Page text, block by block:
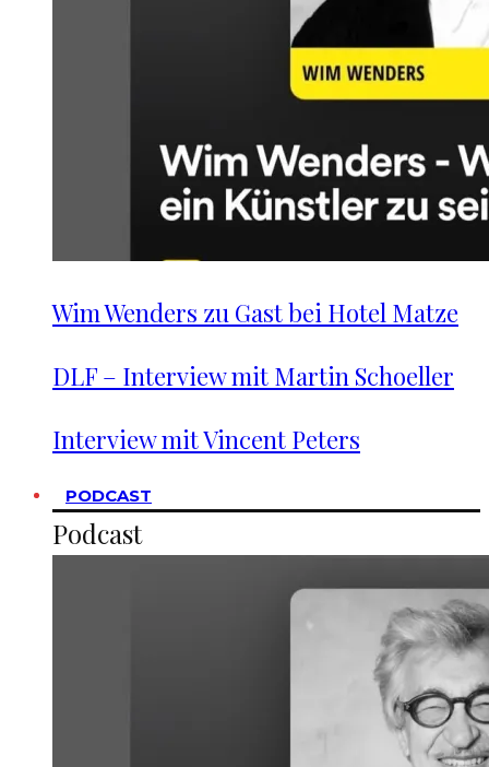
Wim Wenders zu Gast bei Hotel Matze
DLF – Interview mit Martin Schoeller
Interview mit Vincent Peters
PODCAST
Podcast